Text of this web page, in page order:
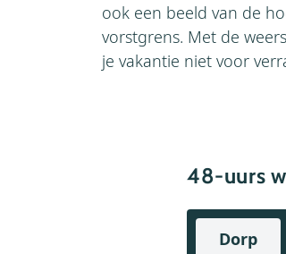
ook een beeld van de
vorstgrens. Met de
je vakantie niet voor
48-uurs
Dorp